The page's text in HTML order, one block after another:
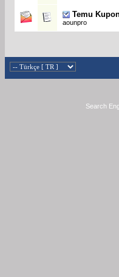
Temu
aounpro
Search